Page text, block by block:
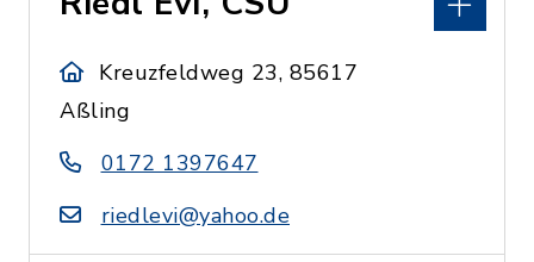
Kreuzfeldweg 23, 85617
Aßling
0172 1397647
riedlevi@yahoo.de